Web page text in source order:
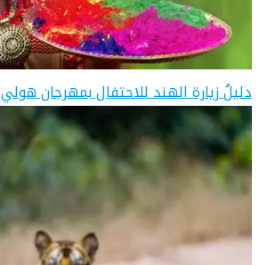
دليلُ زيارة الهند للاحتفال بمهرجان هولي